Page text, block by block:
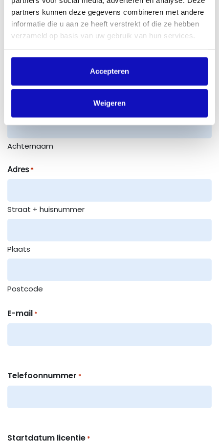
partners kunnen deze gegevens combineren met andere
informatie die u aan ze heeft verstrekt of die ze hebben
verzameld op basis van uw gebruik van hun services.
Accepteren
Weigeren
Optioneel
Achternaam
Adres *
Straat + huisnummer
Plaats
Postcode
E-mail *
Telefoonnummer *
Startdatum licentie *